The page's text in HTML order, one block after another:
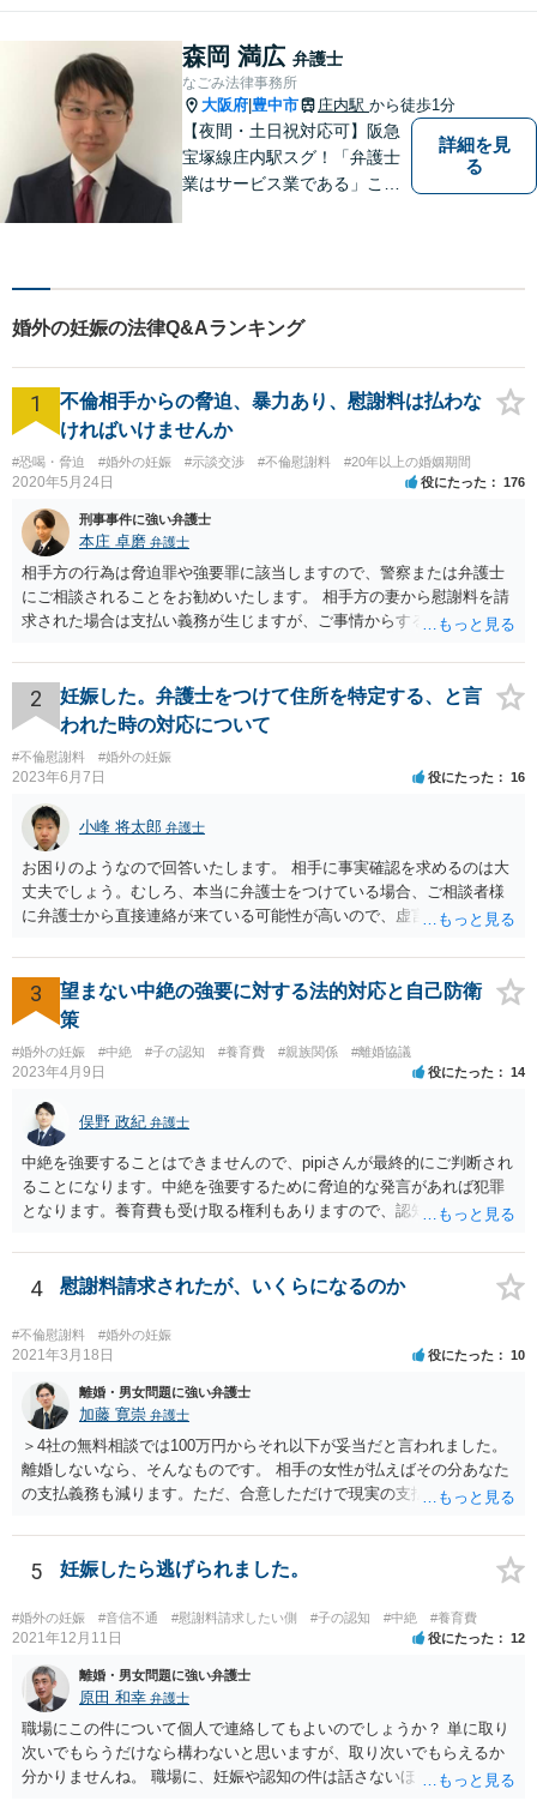
す。
森岡 満広 弁護士
なごみ法律事務所
大阪府 豊中市 庄内駅 から徒歩1分
【夜間・土日祝対応可】阪急
宝塚線庄内駅スグ！「弁護士
業はサービス業である」こと
詳細を見
る
婚外の妊娠の法律Q&Aランキング
1
不倫相手からの脅迫、暴力あり、慰謝料は払わな
ければいけませんか
#恐喝・脅迫 #婚外の妊娠 #示談交渉 #不倫慰謝料 #20年以上の婚姻期間
2020年5月24日 役にたった 176
刑事事件に強い弁護士
本庄 卓磨 弁護士
相手方の行為は脅迫罪や強要罪に該当しますので、警察または弁護士
にご相談されることをお勧めいたします。 相手方の妻から慰謝料を請
求された場合は支払い義務が生じますが、ご事情からすると減額交渉
2
妊娠した。弁護士をつけて住所を特定する、と言
われた時の対応について
#不倫慰謝料 #婚外の妊娠
2023年6月7日 役にたった 16
小峰 将太郎 弁護士
お困りのようなので回答いたします。 相手に事実確認を求めるのは大
丈夫でしょう。むしろ、本当に弁護士をつけている場合、ご相談者様
に弁護士から直接連絡が来ている可能性が高いので、虚言の可能性も
相手にそのことを聞くことに問題はありません。 逆に本当に弁護士を
つけているような場合はこちらも、弁護士に相談した方がよいかと考
えます。 ご参考になれば幸いです。
3
望まない中絶の強要に対する法的対応と自己防衛
策
#婚外の妊娠 #中絶 #子の認知 #養育費 #親族関係 #離婚協議
2023年4月9日 役にたった 14
俣野 政紀 弁護士
中絶を強要することはできませんので、pipiさんが最終的にご判断され
ることになります。中絶を強要するために脅迫的な発言があれば犯罪
となります。養育費も受け取る権利もありますので、認知等につきお
勧めします。
4 慰謝料請求されたが、いくらになるのか
#不倫慰謝料 #婚外の妊娠
2021年3月18日 役にたった 10
離婚・男女問題に強い弁護士
加藤 寛崇 弁護士
＞4社の無料相談では100万円からそれ以下が妥当だと言われました。
離婚しないなら、そんなものです。 相手の女性が払えばその分あなた
の支払義務も減ります。ただ、合意しただけで現実の支払がないなら
5 妊娠したら逃げられました。
#婚外の妊娠 #音信不通 #慰謝料請求したい側 #子の認知 #中絶 #養育費
2021年12月11日 役にたった 12
離婚・男女問題に強い弁護士
原田 和幸 弁護士
職場にこの件について個人で連絡してもよいのでしょうか？ 単に取り
次いでもらうだけなら構わないと思いますが、取り次いでもらえるか
分かりませんね。 職場に、妊娠や認知の件は話さないほうがよいと思